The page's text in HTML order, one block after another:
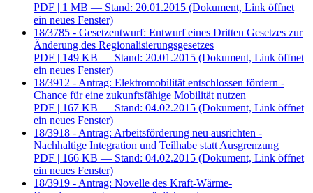
PDF | 1 MB — Stand: 20.01.2015 (Dokument, Link öffnet
ein neues Fenster)
18/3785 - Gesetzentwurf: Entwurf eines Dritten Gesetzes zur
Änderung des Regionalisierungsgesetzes
PDF | 149 KB — Stand: 20.01.2015 (Dokument, Link öffnet
ein neues Fenster)
18/3912 - Antrag: Elektromobilität entschlossen fördern -
Chance für eine zukunftsfähige Mobilität nutzen
PDF | 167 KB — Stand: 04.02.2015 (Dokument, Link öffnet
ein neues Fenster)
18/3918 - Antrag: Arbeitsförderung neu ausrichten -
Nachhaltige Integration und Teilhabe statt Ausgrenzung
PDF | 166 KB — Stand: 04.02.2015 (Dokument, Link öffnet
ein neues Fenster)
18/3919 - Antrag: Novelle des Kraft-Wärme-